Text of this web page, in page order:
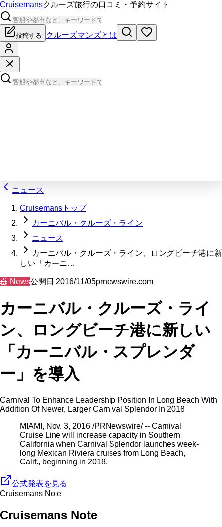
Cruisemansクルーズ旅行の口コミ・予約サイト
投稿する クルーズマンズとは
ニュース
Cruisemansトップ
カーニバル・クルーズ・ライン
ニュース
カーニバル・クルーズ・ライン、ロングビーチ港に新
しい「カーニ…
🎪 News公開日 2016/11/05prnewswire.com
カーニバル・クルーズ・ライ
ン、ロングビーチ港に新しい
「カーニバル・スプレンダ
ー」を導入
Carnival To Enhance Leadership Position In Long Beach With
Addition Of Newer, Larger Carnival Splendor In 2018
MIAMI, Nov. 3, 2016 /PRNewswire/ -- Carnival
Cruise Line will increase capacity in Southern
California when Carnival Splendor launches week-
long Mexican Riviera cruises from Long Beach,
Calif., beginning in 2018.
公式発表を見る
Cruisemans Note
Cruisemans Note